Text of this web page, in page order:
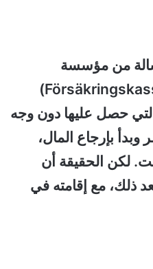
من مؤسسة
التأمينات الاجتماعية (Försäkringskassan)
حصل عليها دون وجه
وبدأ بإرجاع المال،
لكن الحقيقة أن
ذلك، مع إقامته في